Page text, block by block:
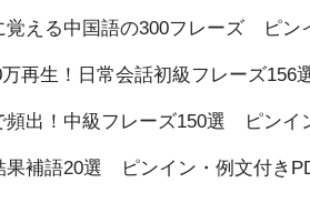
覚える中国語の300フレーズ ピン
万再生！日常会話初級フレーズ
頻出！中級フレーズ150選 ピンイ
果補語20選 ピンイン・例文付き